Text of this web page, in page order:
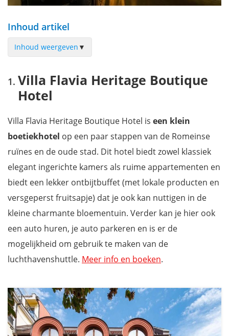
Inhoud artikel
Inhoud weergeven ▼
Boutique Guest House Coco - stijlvol pension in het hart van
Plovdiv
Aurora Hills Hotel - betaalbaar designhotel met topligging
Nomad Studios Kapana - overnachten in je eigen studio
Hotel Urban - verblijf aan de rand van de stad met
buitenzwembad
The Emporium Plovdiv - stijlvol 5-sterren hotel vlak bij het
Old Legends Hotel - sfeervol overnachten in een
renaissancehotel
Hotel Gallery 37 - overnachten tussen Bulgaarse
meesterwerken
Park & Spa Hotel Markovo - hotel net buiten de stad mét spa
Villa Flavia Heritage Boutique
Hotel
Villa Flavia Heritage Boutique Hotel is een klein
boetiekhotel op een paar stappen van de Romeinse
ruïnes en de oude stad. Dit hotel biedt zowel klassiek
elegant ingerichte kamers als ruime appartementen en
biedt een lekker ontbijtbuffet (met lokale producten en
versgeperst fruitsapje) dat je ook kan nuttigen in de
kleine charmante bloementuin. Verder kan je hier ook
een auto huren, je auto parkeren en is er de
mogelijkheid om gebruik te maken van de
luchthavenshuttle. Meer info en boeken.